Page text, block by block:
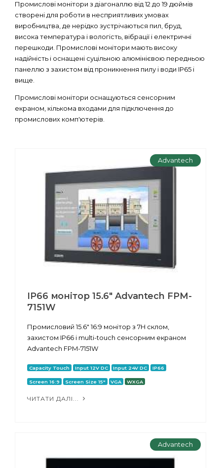
Промислові монітори з діагоналлю від 12 до 19 дюймів
створені для роботи в несприятливих умовах
виробництва, де нерідко зустрічаються пил, бруд,
висока температура і вологість, вібрації і електричні
перешкоди. Промислові монітори мають високу
надійність і оснащені суцільною алюмінієвою передньою
панеллю з захистом від проникнення пилу і води IP65 і
вище.
Промислові монітори оснащуються сенсорним
екраном, кількома входами для підключення до
промислових комп'ютерів.
Advantech
IP66 монітор 15.6" Advantech FPM-
7151W
Промисловий 15.6" 16:9 монітор з 7H склом,
захистом IP66 і multi-touch сенсорним екраном
Advantech FPM-7151W
Capacity Touch Input 12V DC Input 24V DC IP66
Screen 16:9 Screen Size 15" VGA WXGA
ЧИТАТИ ДАЛІ...
Advantech